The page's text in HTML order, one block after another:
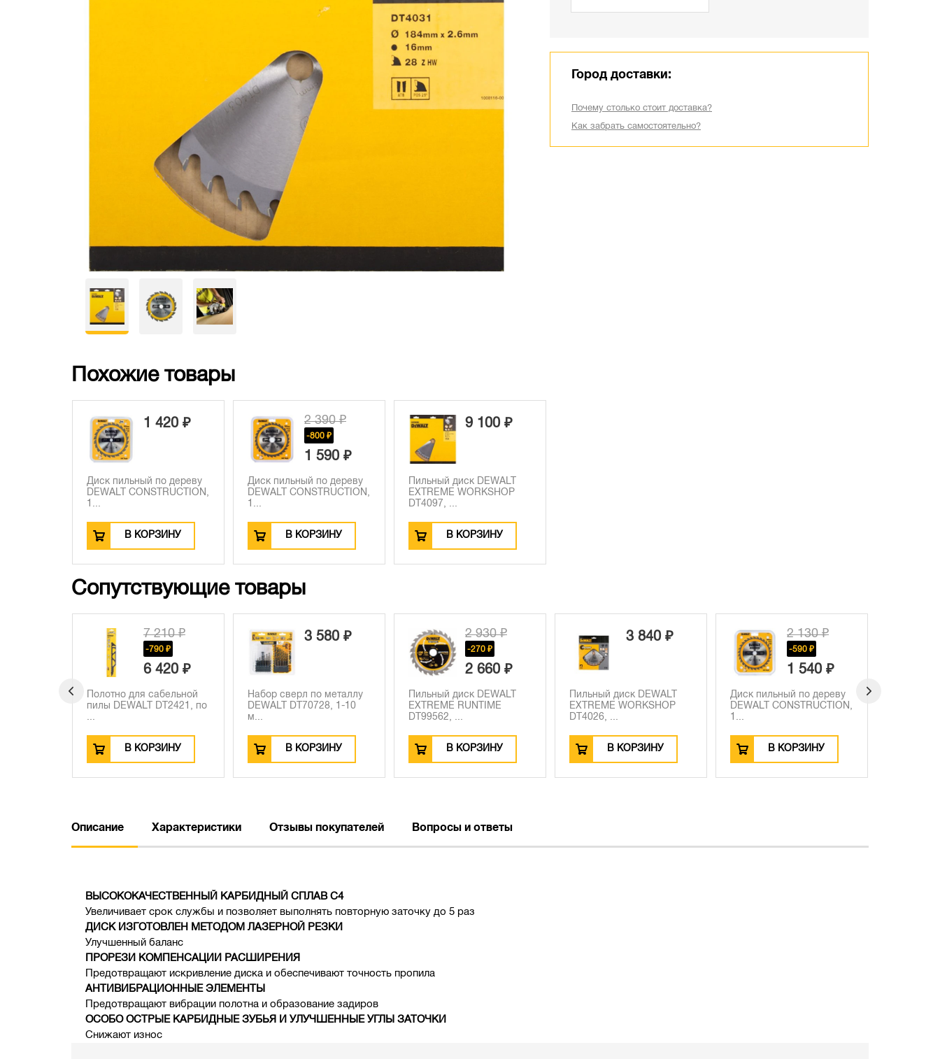
Город доставки:
Почему столько стоит доставка?
Как забрать самостоятельно?
Похожие товары
1 420 ₽
Диск пильный по дереву
DEWALT CONSTRUCTION,
1...
В КОРЗИНУ
2 390 ₽
-800 ₽
1 590 ₽
Диск пильный по дереву
DEWALT CONSTRUCTION,
1...
В КОРЗИНУ
9 100 ₽
Пильный диск DEWALT
EXTREME WORKSHOP
DT4097, ...
В КОРЗИНУ
Сопутствующие товары
для сабельной
3 580 ₽
Набор сверл по металлу
DEWALT DT70728, 1-10
В КОРЗИНУ
2 930 ₽
Пильный диск DEWALT
EXTREME RUNTIME
В КОРЗИНУ
3 840 ₽
Пильный диск DEWALT
EXTREME WORKSHOP
DT4026, ...
В КОРЗИНУ
2 130 ₽
Диск пильный по дереву
DEWALT CONSTRUCTION,
1...
В КОРЗИНУ
4 590 ₽
Диск пильный по дереву
DEWALT EXTREME
В КОРЗИНУ
Описание Характеристики Отзывы покупателей Вопросы и ответы
ВЫСОКОКАЧЕСТВЕННЫЙ КАРБИДНЫЙ СПЛАВ C4
Увеличивает срок службы и позволяет выполнять повторную заточку до 5 раз
ДИСК ИЗГОТОВЛЕН МЕТОДОМ ЛАЗЕРНОЙ РЕЗКИ
Улучшенный баланс
ПРОРЕЗИ КОМПЕНСАЦИИ РАСШИРЕНИЯ
Предотвращают искривление диска и обеспечивают точность пропила
АНТИВИБРАЦИОННЫЕ ЭЛЕМЕНТЫ
Предотвращают вибрации полотна и образование задиров
ОСОБО ОСТРЫЕ КАРБИДНЫЕ ЗУБЬЯ И УЛУЧШЕННЫЕ УГЛЫ ЗАТОЧКИ
Снижают износ